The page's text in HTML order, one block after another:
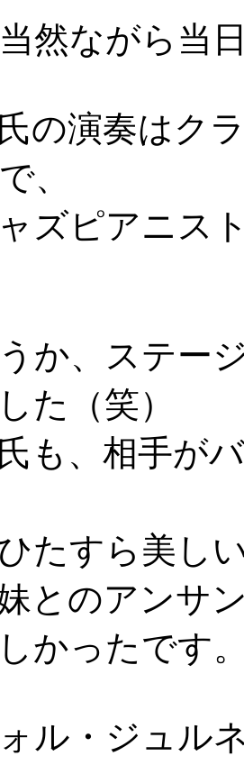
然ながら当
の演奏はク
、
ズピアニス
か、ステー
た（笑）
も、相手が
たすら美し
とのアンサ
かったです
ル・ジュル